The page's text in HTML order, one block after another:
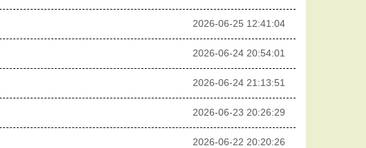
2026-06-25 12:41:04
2026-06-24 20:54:01
2026-06-24 21:13:51
2026-06-23 20:26:29
2026-06-22 20:20:26